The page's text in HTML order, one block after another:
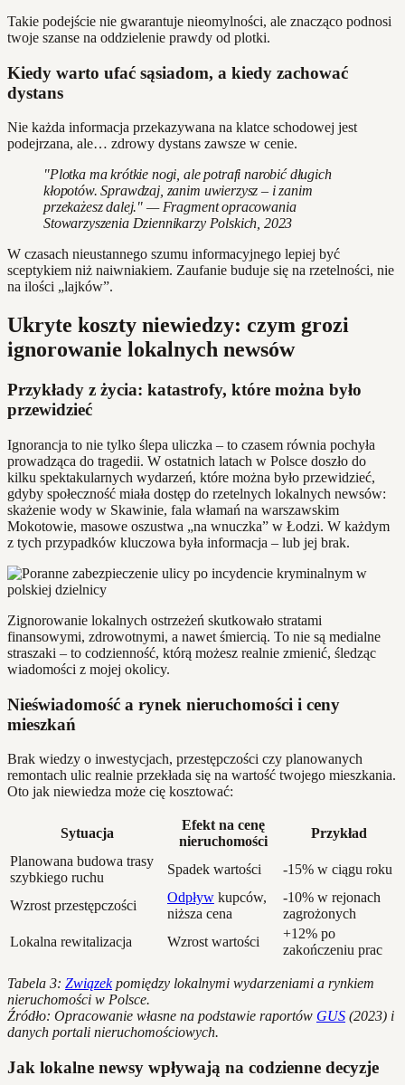
Takie podejście nie gwarantuje nieomylności, ale znacząco podnosi
twoje szanse na oddzielenie prawdy od plotki.
Kiedy warto ufać sąsiadom, a kiedy zachować
dystans
Nie każda informacja przekazywana na klatce schodowej jest
podejrzana, ale… zdrowy dystans zawsze w cenie.
"Plotka ma krótkie nogi, ale potrafi narobić długich
kłopotów. Sprawdzaj, zanim uwierzysz – i zanim
przekażesz dalej." — Fragment opracowania
Stowarzyszenia Dziennikarzy Polskich, 2023
W czasach nieustannego szumu informacyjnego lepiej być
sceptykiem niż naiwniakiem. Zaufanie buduje się na rzetelności, nie
na ilości „lajków”.
Ukryte koszty niewiedzy: czym grozi
ignorowanie lokalnych newsów
Przykłady z życia: katastrofy, które można było
przewidzieć
Ignorancja to nie tylko ślepa uliczka – to czasem równia pochyła
prowadząca do tragedii. W ostatnich latach w Polsce doszło do
kilku spektakularnych wydarzeń, które można było przewidzieć,
gdyby społeczność miała dostęp do rzetelnych lokalnych newsów:
skażenie wody w Skawinie, fala włamań na warszawskim
Mokotowie, masowe oszustwa „na wnuczka” w Łodzi. W każdym
z tych przypadków kluczowa była informacja – lub jej brak.
Zignorowanie lokalnych ostrzeżeń skutkowało stratami
finansowymi, zdrowotnymi, a nawet śmiercią. To nie są medialne
straszaki – to codzienność, którą możesz realnie zmienić, śledząc
wiadomości z mojej okolicy.
Nieświadomość a rynek nieruchomości i ceny
mieszkań
Brak wiedzy o inwestycjach, przestępczości czy planowanych
remontach ulic realnie przekłada się na wartość twojego mieszkania.
Oto jak niewiedza może cię kosztować:
Sytuacja
Efekt na cenę
nieruchomości
Przykład
Planowana budowa trasy
szybkiego ruchu
Spadek wartości -15% w ciągu roku
Wzrost przestępczości
Odpływ kupców,
niższa cena
-10% w rejonach
zagrożonych
Lokalna rewitalizacja
Wzrost wartości
+12% po
zakończeniu prac
Tabela 3: Związekpomiędzy lokalnymi wydarzeniami a rynkiem
nieruchomości w Polsce.
Źródło: Opracowanie własne na podstawie raportów GUS (2023) i
danych portali nieruchomościowych.
Jak lokalne newsy wpływają na codzienne decyzje